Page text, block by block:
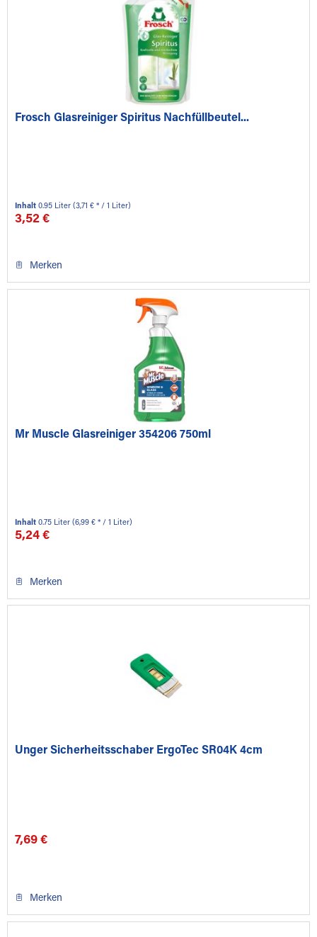
Frosch Glasreiniger Spiritus Nachfüllbeutel...
Inhalt0.95 Liter(3,71 € * / 1 Liter)
3,52 €
Merken
Mr Muscle Glasreiniger 354206 750ml
Inhalt0.75 Liter(6,99 € * / 1 Liter)
5,24 €
Merken
Unger Sicherheitsschaber ErgoTec SR04K 4cm
7,69 €
Merken